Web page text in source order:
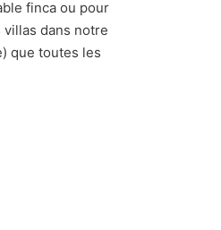
finca ou pour
dans notre
que toutes les